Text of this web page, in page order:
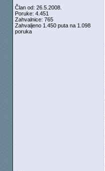
Član od: 26.5.2008.
Poruke: 4.451
Zahvalnice: 765
Zahvaljeno 1.450 puta na 1.098
poruka